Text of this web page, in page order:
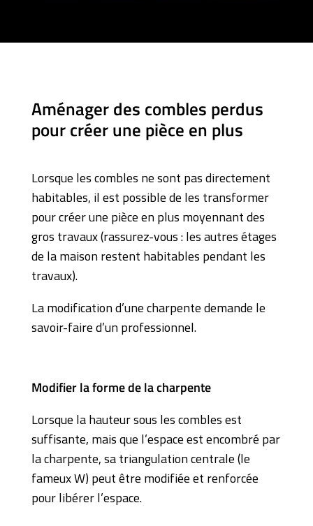
Aménager des combles perdus
pour créer une pièce en plus
Lorsque les combles ne sont pas directement
habitables, il est possible de les transformer
pour créer une pièce en plus moyennant des
gros travaux (rassurez-vous : les autres étages
de la maison restent habitables pendant les
travaux).
La modification d’une charpente demande le
savoir-faire d’un professionnel.
Modifier la forme de la charpente
Lorsque la hauteur sous les combles est
suffisante, mais que l’espace est encombré par
la charpente, sa triangulation centrale (le
fameux W) peut être modifiée et renforcée
pour libérer l’espace.